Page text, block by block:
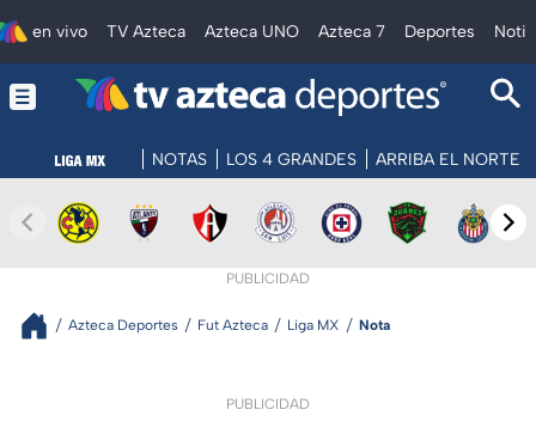
en vivo TV Azteca Azteca UNO Azteca 7 Deportes
NOTAS LOS 4 GRANDES ARRIBA EL NORTE
PUBLICIDAD
Azteca Deportes Fut Azteca Liga MX Nota
PUBLICIDAD